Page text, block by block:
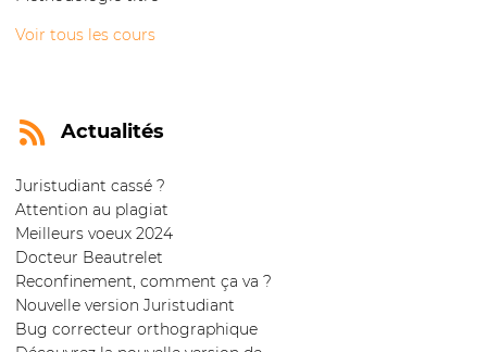
Voir tous les cours
Actualités
Juristudiant cassé ?
Attention au plagiat
Meilleurs voeux 2024
Docteur Beautrelet
Reconfinement, comment ça va ?
Nouvelle version Juristudiant
Bug correcteur orthographique